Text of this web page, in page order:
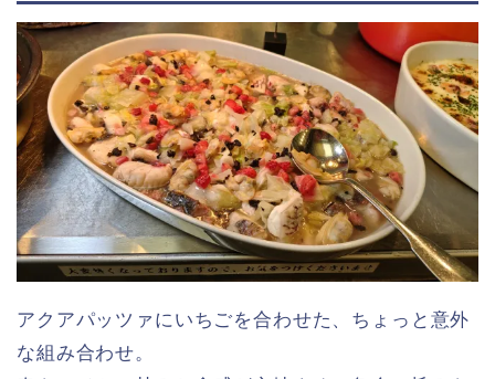
アクアパッツァにいちごを合わせた、ちょっと意外
な組み合わせ。